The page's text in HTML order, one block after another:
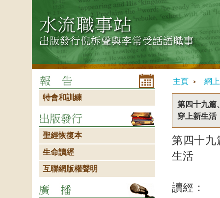
主頁 網
第四十九篇
穿上新生活
第四十
生活
讀經：
特會和訓練
聖經恢復本
生命讀經
互聯網版權聲明